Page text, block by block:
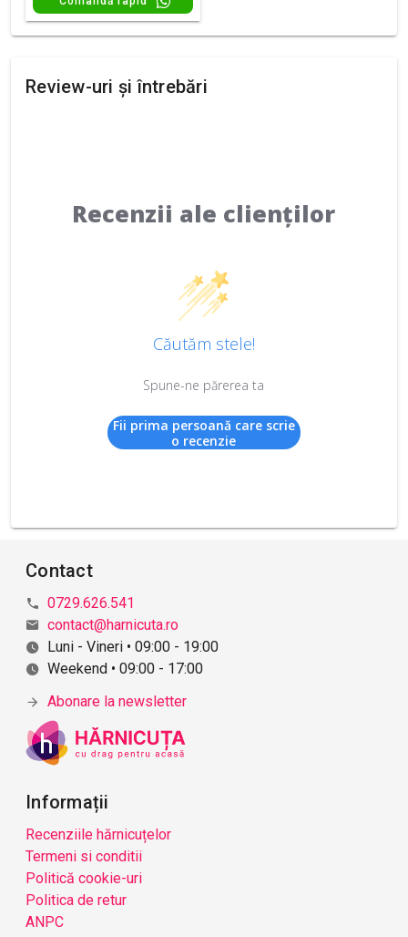
Review-uri și întrebări
Recenzii ale clienților
Căutăm stele!
Spune-ne părerea ta
Fii prima persoană care scrie
o recenzie
Contact
0729.626.541
contact@harnicuta.ro
Luni - Vineri • 09:00 - 19:00
Weekend • 09:00 - 17:00
Abonare la newsletter
Informații
Recenziile hărnicuțelor
Termeni si conditii
Politică cookie-uri
Politica de retur
ANPC